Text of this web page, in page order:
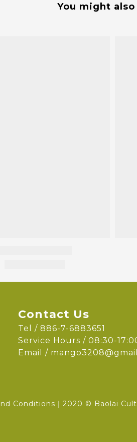
You might
Contact Us
Tel / 886-7-6883651
Service Hours / 08:30-
Email /
Conditions ｜2020 © Baolai